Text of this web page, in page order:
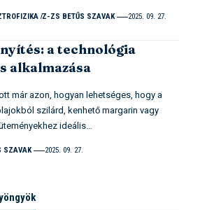
Z-ZS BETŰS SZAVAK 2025. 09. 27.
a technológia
alkalmazása
már azon, hogyan lehetséges, hogy a
szilárd, kenhető margarin vagy
ideális…
SZAVAK 2025. 09. 27.